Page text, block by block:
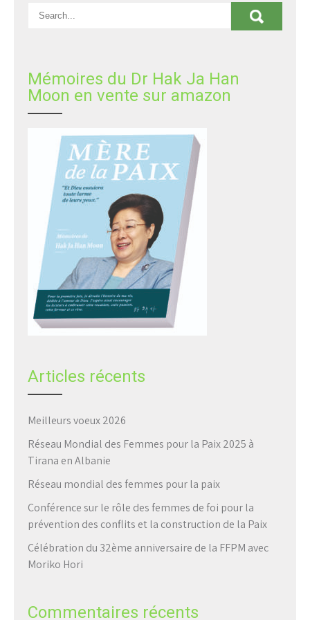
Mémoires du Dr Hak Ja Han
Moon en vente sur amazon
Articles récents
Meilleurs voeux 2026
Réseau Mondial des Femmes pour la Paix 2025 à
Tirana en Albanie
Réseau mondial des femmes pour la paix
Conférence sur le rôle des femmes de foi pour la
prévention des conflits et la construction de la Paix
Célébration du 32ème anniversaire de la FFPM avec
Moriko Hori
Commentaires récents